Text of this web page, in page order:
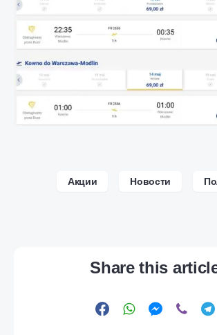
Акции Новости
Share this